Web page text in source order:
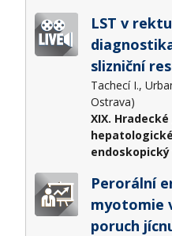
LST v
slizniční
Tachecí I.,
Ostrava)
XIX.
endoskopický
Perorální
myotomie
poruch